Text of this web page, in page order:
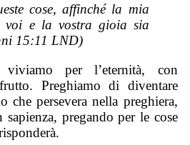
cose, affinché la mia
e la vostra gioia sia
15:11 LND)
per l’eternità, con
Preghiamo di diventare
che persevera nella preghiera,
pregando per le cose